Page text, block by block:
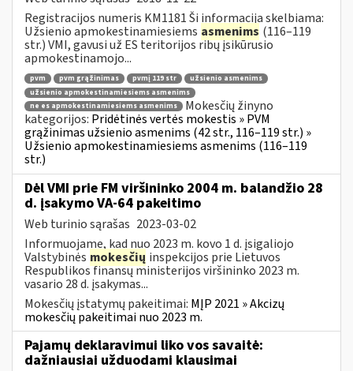
Registracijos numeris KM1181 Ši informacija skelbiama:
Užsienio apmokestinamiesiems asmenims (116–119
str.) VMI, gavusi už ES teritorijos ribų įsikūrusio
apmokestinamojo...
pvm pvm grąžinimas pvmį 119 str
užsienio asmenims
užsienio apmokestinamiesiems asmenims
ne es apmokestinamiesiems asmenims
Mokesčių žinyno
kategorijos: Pridėtinės vertės mokestis » PVM
grąžinimas užsienio asmenims (42 str., 116–119 str.) »
Užsienio apmokestinamiesiems asmenims (116–119
str.)
Dėl VMI prie FM viršininko 2004 m. balandžio 28
d. įsakymo VA-64 pakeitimo
Web turinio sąrašas 2023-03-02
Informuojame, kad nuo 2023 m. kovo 1 d. įsigaliojo
Valstybinės mokesčių inspekcijos prie Lietuvos
Respublikos finansų ministerijos viršininko 2023 m.
vasario 28 d. įsakymas...
Mokesčių įstatymų pakeitimai: MĮP 2021 » Akcizų
mokesčių pakeitimai nuo 2023 m.
Pajamų deklaravimui liko vos savaitė:
dažniausiai užduodami klausimai